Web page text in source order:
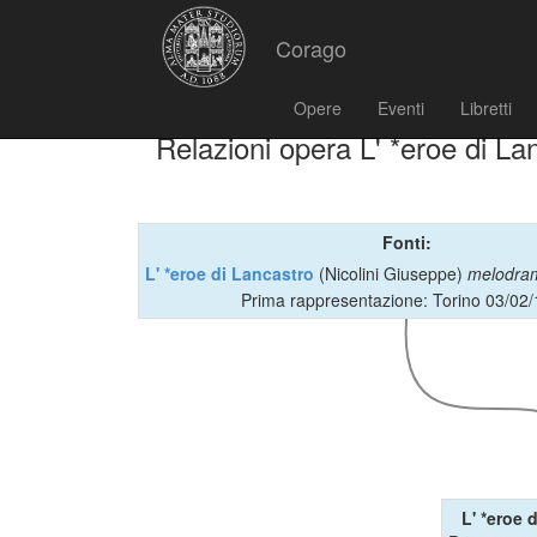
Corago
Opere Eventi Libretti
Relazioni opera L' *eroe di
Fonti:
L' *eroe di Lancastro (Nicolini Giuseppe)
Prima rappresentazione: Torino 03/
L' *eroe